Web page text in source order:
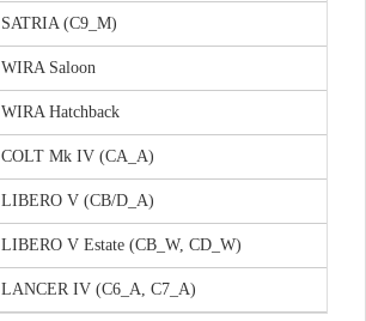
SATRIA (C9_M)
WIRA Saloon
WIRA Hatchback
COLT Mk IV (CA_A)
LIBERO V (CB/D_A)
LIBERO V Estate (CB_W, CD_W)
LANCER IV (C6_A, C7_A)